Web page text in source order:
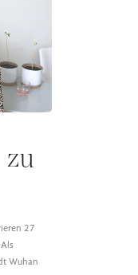
27
Wuhan